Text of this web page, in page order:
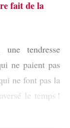
fait de la
une tendresse
ne paient pas
ne font pas la
le temps !